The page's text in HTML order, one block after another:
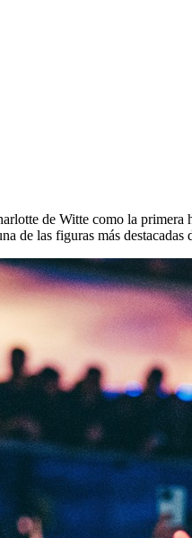
de Witte como la
de las figuras más